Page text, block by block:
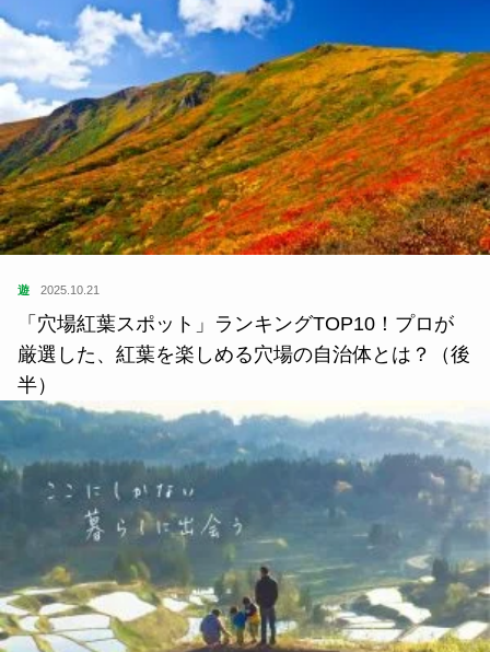
遊 2025.10.21
「穴場紅葉スポット」ランキングTOP10！プロが
厳選した、紅葉を楽しめる穴場の自治体とは？（後
半）